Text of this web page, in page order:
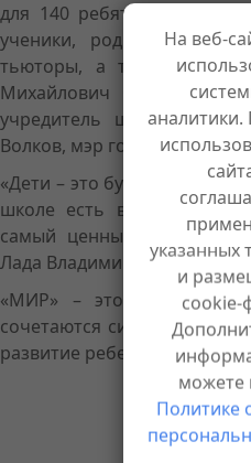
для 140 ребят. На
ученики, родители,
тьюторы, а также
Михайлович Седов,
учредитель школы
Волков, мэр города
«Дети – это будущее
школе есть все
самый ценный вклад
Лада Владимировна
«МИР» – это школа
сочетаются сильная
развитие ребенка и
Назад
На веб-
указанных
и
cookie-
можете
Политике